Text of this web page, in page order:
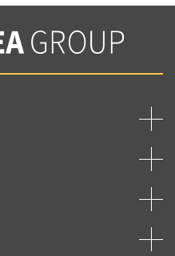
политикой